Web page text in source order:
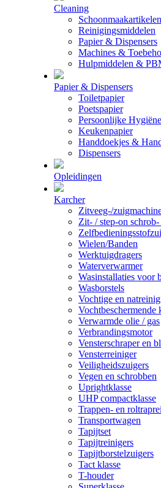
Cleaning
Schoonmaakartikelen
Reinigingsmiddelen
Papier & Dispensers
Machines &
Hulpmiddelen &
Papier & Dispensers
Toiletpapier
Poetspapier
Persoonlijke
Keukenpapier
Handdoekjes &
Dispensers
Opleidingen
Karcher
Zitveeg-/
Zit- / step-on
Wielen/Banden
Werktuigdragers
Waterverwarmer
Wasinstallaties voor
Wasborstels
Vochtige en
Vochtbeschermende
Verwarmde olie / gas
Verbrandingsmotor
Vensterschraper en
Vensterreiniger
Veiligheidszuigers
Vegen en schrobben
Uprightklasse
UHP compactklasse
Trappen- en
Transportwagen
Tapijtset
Tapijtreinigers
Tapijtborstelzuigers
Tact klasse
T-houder